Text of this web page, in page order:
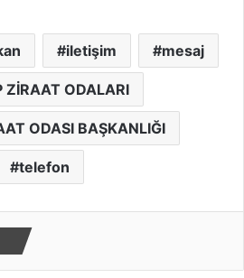
iletişim mesaj
ZİRAAT ODALARI
ODASI BAŞKANLIĞI
telefon